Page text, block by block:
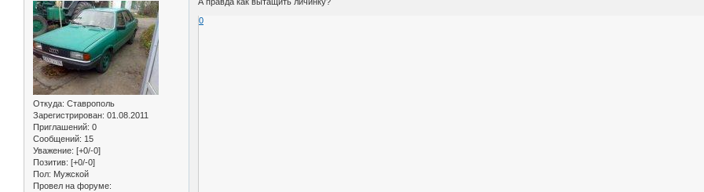
Откуда: Ставрополь
Зарегистрирован: 01.08.2011
Приглашений: 0
Сообщений: 15
Уважение: [+0/-0]
Позитив: [+0/-0]
Пол: Мужской
Провел на форуме:
А правда как вытащить личинку?
0